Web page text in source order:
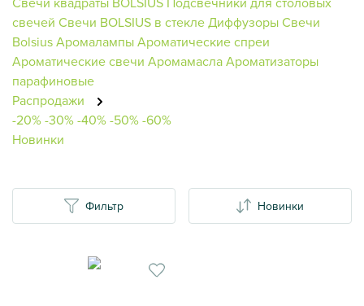
Фильтр Новинки
свечей Свечи BOLSIUS в стеклеДиффузорыСвечи
BolsiusАромалампыАроматические спреи
Ароматические свечи АромамаслаАроматизаторы
парафиновые
Распродажи
-20%-30%-40%-50%-60%
Новинки